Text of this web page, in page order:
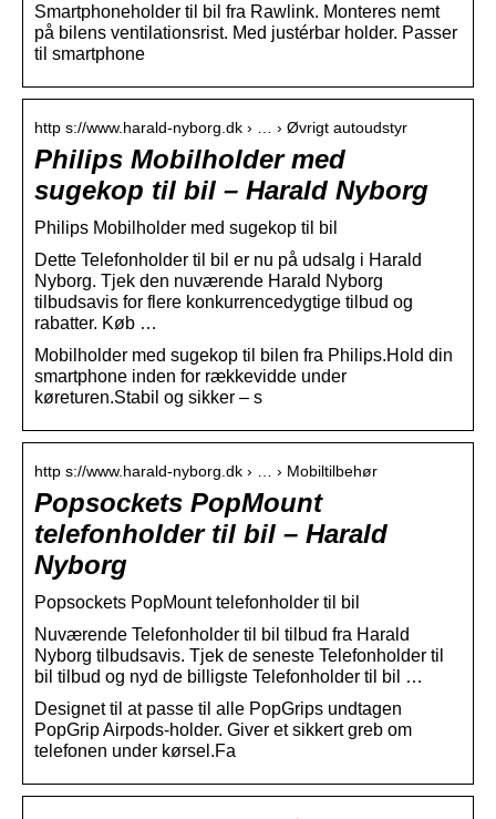
Smartphoneholder til bil fra Rawlink. Monteres nemt
på bilens ventilationsrist. Med justérbar holder. Passer
til smartphone
http s://www.harald-nyborg.dk › … › Øvrigt autoudstyr
Philips Mobilholder med
sugekop til bil – Harald Nyborg
Philips Mobilholder med sugekop til bil
Dette Telefonholder til bil er nu på udsalg i Harald
Nyborg. Tjek den nuværende Harald Nyborg
tilbudsavis for flere konkurrencedygtige tilbud og
rabatter. Køb …
Mobilholder med sugekop til bilen fra Philips.Hold din
smartphone inden for rækkevidde under
køreturen.Stabil og sikker – s
http s://www.harald-nyborg.dk › … › Mobiltilbehør
Popsockets PopMount
telefonholder til bil – Harald
Nyborg
Popsockets PopMount telefonholder til bil
Nuværende Telefonholder til bil tilbud fra Harald
Nyborg tilbudsavis. Tjek de seneste Telefonholder til
bil tilbud og nyd de billigste Telefonholder til bil …
Designet til at passe til alle PopGrips undtagen
PopGrip Airpods-holder. Giver et sikkert greb om
telefonen under kørsel.Fa